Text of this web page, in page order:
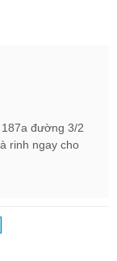
A tại Đức Huy
mức trợ giá cao
đường 3/2
rinh ngay cho